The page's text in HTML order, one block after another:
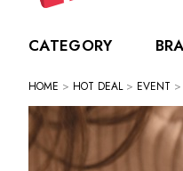
CATEGORY
CATEGORY
BRAND
전체보기
BABY
전체보기
PET
전체보기
LIVING
전체보기
HOME > HOT DEAL> EVENT